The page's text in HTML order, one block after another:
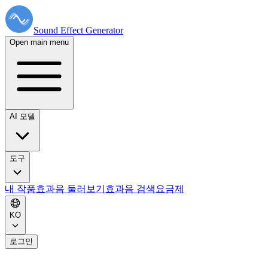
Sound Effect Generator
Open main menu
AI 모델
도구
내 작품효과음 둘러보기 효과음 검색 요금제
KO
로그인